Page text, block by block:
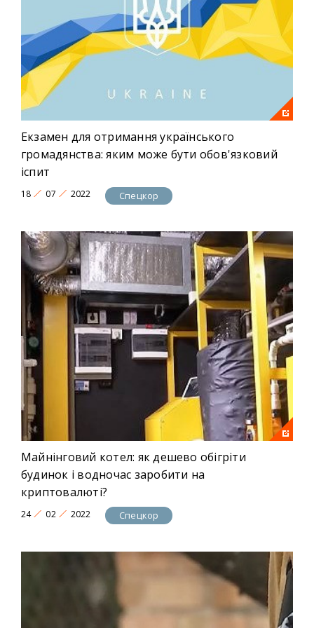
Екзамен для отримання українського
громадянства: яким може бути обов'язковий
іспит
18 07 2022 Спецкор
Майнінговий котел: як дешево обігріти
будинок і водночас заробити на
криптовалюті?
24 02 2022 Спецкор